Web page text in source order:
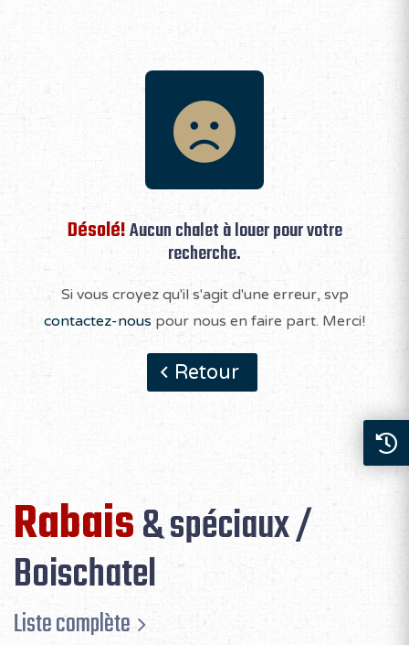
Désolé!Aucun chalet à louer pour votre
recherche.
Si vous croyez qu'il s'agit d'une erreur, svp
contactez-nous pour nous en faire part. Merci!
Retour
Rabais& spéciaux /
Boischatel
Liste complète